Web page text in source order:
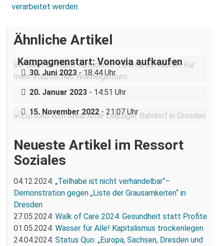
verarbeitet werden.
Ähnliche Artikel
Kampagnenstart: Vonovia aufkaufen
30. Juni 2023- 18:44 Uhr
Praktische Gentrifizierungskritik in
Strehlen
20. Januar 2023 - 14:51 Uhr
Alter Leipzig Bahnhof:
15. November 2022 - 21:07 Uhr
Neueste Artikel im Ressort
Soziales
04.12.2024: „Teilhabe ist nicht verhandelbar“–
Demonstration gegen „Liste der Grausamkeiten“ in
Dresden
27.05.2024: Walk of Care 2024: Gesundheit statt Profite
01.05.2024: Wasser für Alle! Kapitalismus trockenlegen
24.04.2024: Status Quo: „Europa, Sachsen, Dresden und